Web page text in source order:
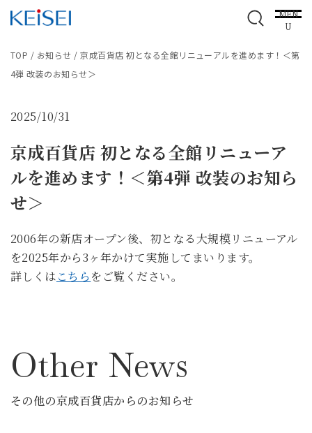
MEN
U
TOP / お知らせ /京成百貨店 初となる全館リニューアルを進めます！＜第
4弾 改装のお知らせ＞
2025/10/31
京成百貨店 初となる全館リニューア
ルを進めます！＜第4弾 改装のお知ら
せ＞
2006年の新店オープン後、初となる大規模リニューアル
を2025年から3ヶ年かけて実施してまいります。
詳しくはこちら をご覧ください。
Other News
その他の京成百貨店からのお知らせ